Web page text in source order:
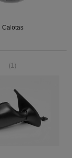
Calotas
(1)